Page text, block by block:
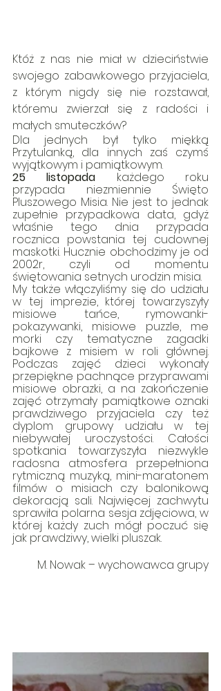
Któż z nas nie miał w dzieciństwie
swojego zabawkowego przyjaciela,
z którym nigdy się nie rozstawał,
któremu zwierzał się z radości i
małych smuteczków?
Dla jednych był tylko miękką
Przytulanką, dla innych zaś czymś
wyjątkowym i pamiątkowym.
25 listopada każdego roku
przypada niezmiennie Święto
Pluszowego Misia. Nie jest to jednak
zupełnie przypadkowa data, gdyż
właśnie tego dnia przypada
rocznica powstania tej cudownej
maskotki. Hucznie obchodzimy je od
2002r, czyli od momentu
świętowania setnych urodzin misia.
My także włączyliśmy się do udziału
w tej imprezie, której towarzyszyły
misiowe tańce, rymowanki-
pokazywanki, misiowe puzzle, me
morki czy tematyczne zagadki
bajkowe z misiem w roli głównej.
Podczas zajęć dzieci wykonały
przepiękne pachnące przyprawami
misiowe obrazki, a na zakończenie
zajęć otrzymały pamiątkowe oznaki
prawdziwego przyjaciela czy też
dyplom grupowy udziału w tej
niebywałej uroczystości. Całości
spotkania towarzyszyła niezwykle
radosna atmosfera przepełniona
rytmiczną muzyką, mini-maratonem
filmów o misiach czy balonikową
dekoracją sali. Najwięcej zachwytu
sprawiła polarna sesja zdjęciowa, w
której każdy zuch mógł poczuć się
jak prawdziwy, wielki pluszak.
M. Nowak – wychowawca grupy